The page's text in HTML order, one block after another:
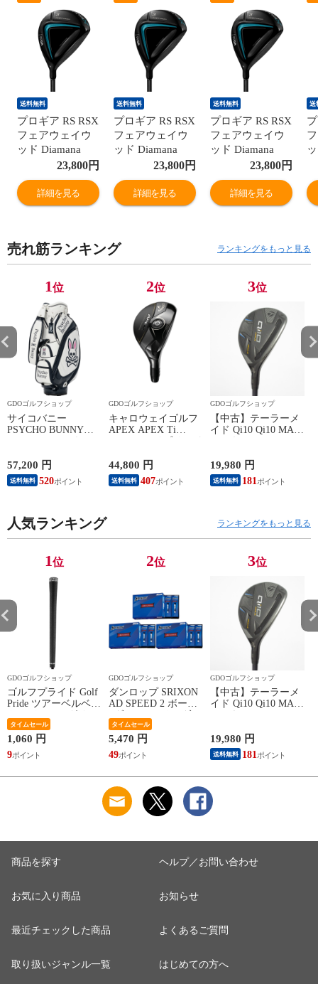
送料無料
プロギア RS RSX
フェアウェイウ
ッド Diamana
FOR PRGR シャ
フト：Diamana
FOR PRGR
S(M43) 3W 15°
23,800円
詳細を見る
送料無料
プロギア RS RSX
フェアウェイウ
ッド Diamana
FOR PRGR シャ
フト：Diamana
FOR PRGR
SR(M40) 3W 15°
23,800円
詳細を見る
送料無料
プロギア RS RSX
フェアウェイウ
ッド Diamana
FOR PRGR シャ
フト：Diamana
FOR PRGR
R(M37) 3W 15°
23,800円
詳細を見る
送
売れ筋ランキング ランキングをもっと見る
1位
GDOゴルフショップ
サイコバニー
PSYCHO BUNNY
ORIGINAL SP キャ
00
57,200 円
送料無料 520
2位
GDOゴルフショップ
キャロウェイゴルフ
APEX APEX Ti
SUPER ハイブリッド
VENTUS SILVER 6
for Callaway シャフ
ト：VENTUS
44,800 円
送料無料 407
3位
GDOゴルフショップ
【中古】テーラーメ
イド Qi10 Qi10 MAX
レスキュー ユーティ
TM60 シャフト：
Diamana Blue TM60 R
U3 20° 40.75inch
19,980 円
送料無料 181
人気ランキング ランキングをもっと見る
1位
GDOゴルフショップ
ゴルフプライド Golf
Pride ツアーベルベッ
プ 無し 60 ブラック
タイムセール
1,060 円
9
2位
GDOゴルフショップ
ダンロップ SRIXON
AD SPEED 2 ボール
ス(36個入り) ホワイ
ト
タイムセール
5,470 円
49
3位
GDOゴルフショップ
【中古】テーラーメ
イド Qi10 Qi10 MAX
TM60 シャフト：
Diamana Blue TM60 R
U3 20° 40.75inch
19,980 円
送料無料 181
商品を探す
お気に入り商品
最近チェックした商品
取り扱いジャンル一覧
ヘルプ／お問い合わせ
お知らせ
よくあるご質問
はじめての方へ